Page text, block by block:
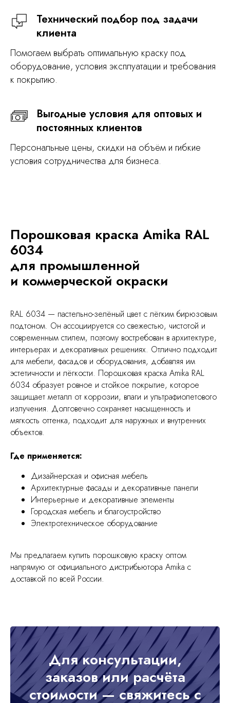
Технический подбор под задачи
клиента
Помогаем выбрать оптимальную краску под
оборудование, условия эксплуатации и требования
к покрытию.
Выгодные условия для оптовых и
постоянных клиентов
Персональные цены, скидки на объём и гибкие
условия сотрудничества для бизнеса.
Порошковая краска Amika RAL
6034
для промышленной
и коммерческой окраски
RAL 6034 — пастельно-зелёный цвет с лёгким бирюзовым
подтоном. Он ассоциируется со свежестью, чистотой и
современным стилем, поэтому востребован в архитектуре,
интерьерах и декоративных решениях. Отлично подходит
для мебели, фасадов и оборудования, добавляя им
эстетичности и лёгкости. Порошковая краска Amika RAL
6034 образует ровное и стойкое покрытие, которое
защищает металл от коррозии, влаги и ультрафиолетового
излучения. Долговечно сохраняет насыщенность и
мягкость оттенка, подходит для наружных и внутренних
объектов.
Где применяется:
Дизайнерская и офисная мебель
Архитектурные фасады и декоративные панели
Интерьерные и декоративные элементы
Городская мебель и благоустройство
Электротехническое оборудование
Мы предлагаем купить порошковую краску оптом
напрямую от официального дистрибьютора Amika с
доставкой по всей России.
Для консультации,
заказов или расчёта
стоимости — свяжитесь с